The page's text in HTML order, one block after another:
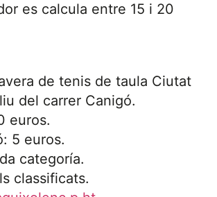
es calcula entre 15 i 20
de tenis de taula Ciutat
del carrer Canigó.
euros.
5 euros.
categoría.
classificats.